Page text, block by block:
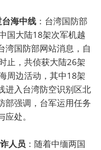
海中线 ：台湾国防部
国大陆18架次军机越
湾国防部网站消息，自
止，共侦获大陆26架
周边活动，其中18架
进入台湾防空识别区北
部强调，台军运用任务
处。
人员 ：随着中缅两国